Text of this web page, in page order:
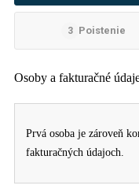
3 Poistenie
Osoby a fakturačné
Prvá osoba je zároveň
fakturačných údajoch.